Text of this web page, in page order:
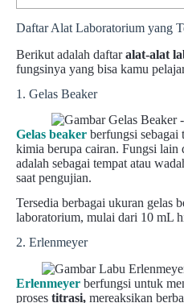
Daftar Alat Laboratorium yang
Berikut adalah daftaralat-alat
fungsinya yang bisa kamu
1. Gelas Beaker
Gelas beaker berfungsi sebagai
kimia berupa cairan. Fungsi lain
adalah sebagai tempat atau
saat pengujian.
Tersedia berbagai ukuran gelas
laboratorium, mulai dari 10 mL
2. Erlenmeyer
Erlenmeyer berfungsi untuk
proses titrasi, mereaksikan